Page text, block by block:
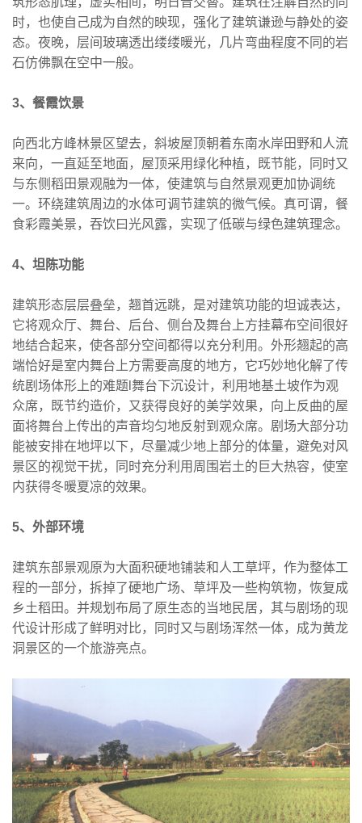
时，也使自己成为自然的映现，强化了建筑谦逊与静处的姿
态。夜晚，层间玻璃透出缕缕暖光，几片弯曲程度不同的岩
石仿佛飘在空中一般。
3、餐霞饮景
向西北方峰林景区望去，斜坡屋顶朝着东南水岸田野和人流
来向，一直延至地面，屋顶采用绿化种植，既节能，同时又
与东侧稻田景观融为一体，使建筑与自然景观更加协调统
一。环绕建筑周边的水体可调节建筑的微气候。真可谓，餐
食彩霞美景，吞饮曰光风露，实现了低碳与绿色建筑理念。
4、坦陈功能
建筑形态层层叠垒，翘首远跳，是对建筑功能的坦诚表达，
它将观众厅、舞台、后台、侧台及舞台上方挂幕布空间很好
地结合起来，使各部分空间都得以充分利用。外形翘起的高
端恰好是室内舞台上方需要高度的地方，它巧妙地化解了传
统剧场体形上的难题l舞台下沉设计，利用地基土坡作为观
众席，既节约造价，又获得良好的美学效果，向上反曲的屋
面将舞台上传出的声音均匀地反射到观众席。剧场大部分功
能被安排在地坪以下，尽量减少地上部分的体量，避免对风
景区的视觉干扰，同时充分利用周围岩土的巨大热容，使室
内获得冬暖夏凉的效果。
5、外部环境
建筑东部景观原为大面积硬地铺装和人工草坪，作为整体工
程的一部分，拆掉了硬地广场、草坪及一些构筑物，恢复成
乡土稻田。并规划布局了原生态的当地民居，其与剧场的现
代设计形成了鲜明对比，同时又与剧场浑然一体，成为黄龙
洞景区的一个旅游亮点。